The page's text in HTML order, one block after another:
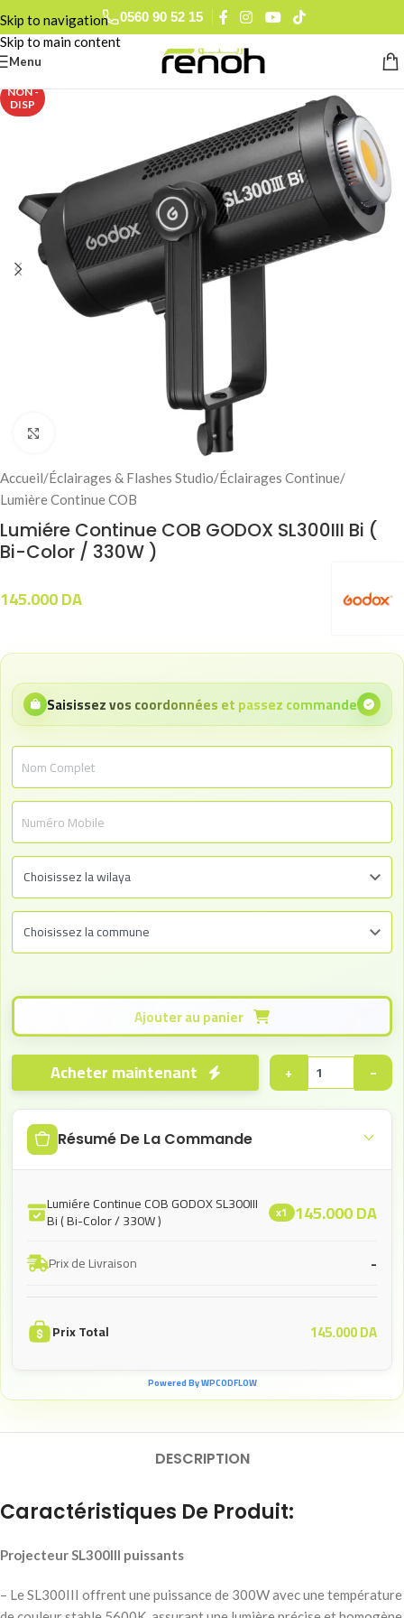
Skip to navigation
Skip to main content
0560 90 52 15
Menu
NON -
DISP
Accueil/Éclairages & Flashes Studio/Éclairages Continue/
Lumière Continue COB
Lumiére Continue COB GODOX SL300III Bi (
Bi-Color / 330W )
145.000DA
Saisissez vos coordonnées et passez commande
−
+
Acheter maintenant
Résumé De La Commande
Lumiére Continue COB GODOX SL300III
Bi ( Bi-Color / 330W ) x1 145.000DA
Prix de Livraison -
Prix Total 145.000DA
Powered By WPCODFLOW
DESCRIPTION
Caractéristiques De Produit:
Projecteur SL300III puissants
– Le SL300III offrent une puissance de 300W avec une température